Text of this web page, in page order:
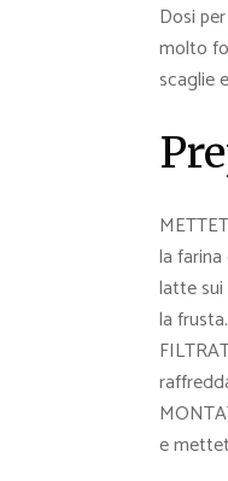
Dosi
molto
scaglie
la
latte
la frusta.
e